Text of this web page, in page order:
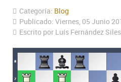
Categoría: Blog
Publicado: Viernes, 05 Junio
Escrito por Luís Fernández Siles